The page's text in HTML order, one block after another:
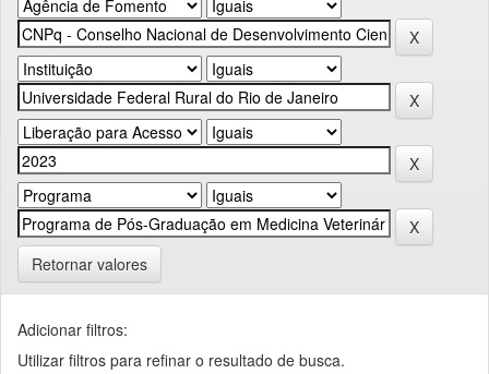
Retornar valores
Adicionar filtros:
Utilizar filtros para refinar o resultado de busca.